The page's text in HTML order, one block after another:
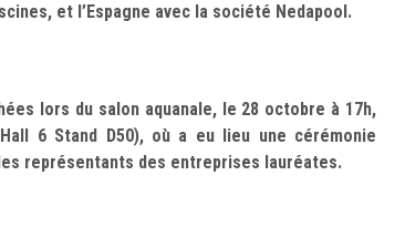
et l’Espagne avec la société Nedapool.
lors du salon aquanale, le 28 octobre à 17h,
6 Stand D50), où a eu lieu une cérémonie
représentants des entreprises lauréates.